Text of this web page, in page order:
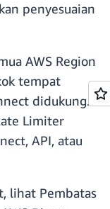
penyesuaian
AWS Region
tempat
didukung.
Limiter
API, atau
lihat Pembatas